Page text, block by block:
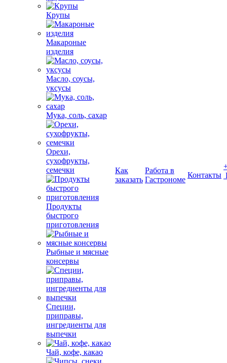
Крупы
Макароные
изделия
Масло, соусы,
уксусы
Мука, соль, сахар
Орехи,
сухофрукты,
семечки
Продукты
быстрого
приготовления
Рыбные и мясные
консервы
Специи,
приправы,
ингредиенты для
выпечки
Чай, кофе, какао
Как
заказать
Работа в
Гастрономе
Контакты